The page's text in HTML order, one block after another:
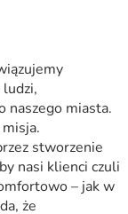
naszego miasta.
stworzenie
nasi klienci czuli
– jak w
że